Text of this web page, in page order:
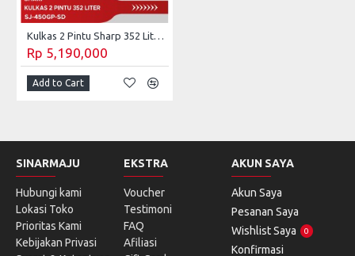
Kulkas 2 Pintu Sharp 352 Liter SJ-450GP-SD
Rp 5,190,000
Add to Cart
SINARMAJU
Hubungi kami
Lokasi Toko
Prioritas Kami
Kebijakan Privasi
EKSTRA
Voucher
Testimoni
FAQ
Afiliasi
AKUN SAYA
Akun Saya
Pesanan Saya
Wishlist Saya
0
Konfirmasi